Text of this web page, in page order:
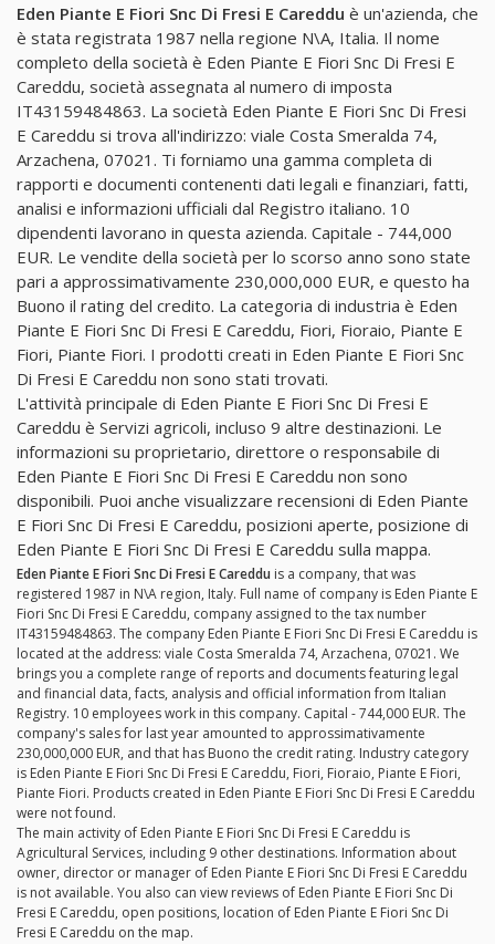
Eden Piante E Fiori Snc Di Fresi E Careddu è un'azienda, che
è stata registrata 1987 nella regione N\A, Italia. Il nome
completo della società è Eden Piante E Fiori Snc Di Fresi E
Careddu, società assegnata al numero di imposta
IT43159484863. La società Eden Piante E Fiori Snc Di Fresi
E Careddu si trova all'indirizzo: viale Costa Smeralda 74,
Arzachena, 07021. Ti forniamo una gamma completa di
rapporti e documenti contenenti dati legali e finanziari, fatti,
analisi e informazioni ufficiali dal Registro italiano. 10
dipendenti lavorano in questa azienda. Capitale - 744,000
EUR. Le vendite della società per lo scorso anno sono state
pari a approssimativamente 230,000,000 EUR, e questo ha
Buono il rating del credito. La categoria di industria è Eden
Piante E Fiori Snc Di Fresi E Careddu, Fiori, Fioraio, Piante E
Fiori, Piante Fiori. I prodotti creati in Eden Piante E Fiori Snc
Di Fresi E Careddu non sono stati trovati.
L'attività principale di Eden Piante E Fiori Snc Di Fresi E
Careddu è Servizi agricoli, incluso 9 altre destinazioni. Le
informazioni su proprietario, direttore o responsabile di
Eden Piante E Fiori Snc Di Fresi E Careddu non sono
disponibili. Puoi anche visualizzare recensioni di Eden Piante
E Fiori Snc Di Fresi E Careddu, posizioni aperte, posizione di
Eden Piante E Fiori Snc Di Fresi E Careddu sulla mappa.
Eden Piante E Fiori Snc Di Fresi E Careddu is a company, that was
registered 1987 in N\A region, Italy. Full name of company is Eden Piante E
Fiori Snc Di Fresi E Careddu, company assigned to the tax number
IT43159484863. The company Eden Piante E Fiori Snc Di Fresi E Careddu is
located at the address: viale Costa Smeralda 74, Arzachena, 07021. We
brings you a complete range of reports and documents featuring legal
and financial data, facts, analysis and official information from Italian
Registry. 10 employees work in this company. Capital - 744,000 EUR. The
company's sales for last year amounted to approssimativamente
230,000,000 EUR, and that has Buono the credit rating. Industry category
is Eden Piante E Fiori Snc Di Fresi E Careddu, Fiori, Fioraio, Piante E Fiori,
Piante Fiori. Products created in Eden Piante E Fiori Snc Di Fresi E Careddu
were not found.
The main activity of Eden Piante E Fiori Snc Di Fresi E Careddu is
Agricultural Services, including 9 other destinations. Information about
owner, director or manager of Eden Piante E Fiori Snc Di Fresi E Careddu
is not available. You also can view reviews of Eden Piante E Fiori Snc Di
Fresi E Careddu, open positions, location of Eden Piante E Fiori Snc Di
Fresi E Careddu on the map.